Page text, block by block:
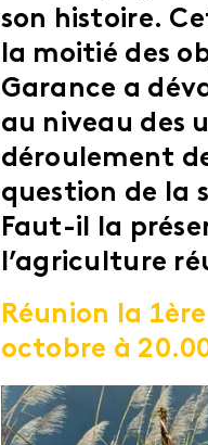
son histoire.
la moitié des
Garance a
au niveau des
déroulement
question de la
Faut-il la
l’agriculture
Réunion la
octobre à